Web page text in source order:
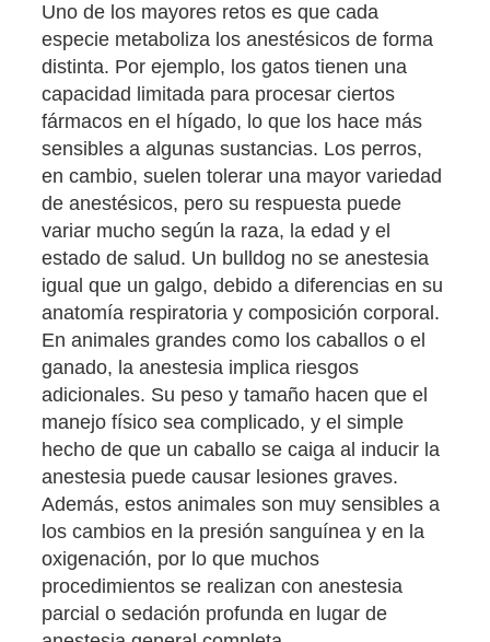
Uno de los mayores retos es que cada
especie metaboliza los anestésicos de forma
distinta. Por ejemplo, los gatos tienen una
capacidad limitada para procesar ciertos
fármacos en el hígado, lo que los hace más
sensibles a algunas sustancias. Los perros,
en cambio, suelen tolerar una mayor variedad
de anestésicos, pero su respuesta puede
variar mucho según la raza, la edad y el
estado de salud. Un bulldog no se anestesia
igual que un galgo, debido a diferencias en su
anatomía respiratoria y composición corporal.
En animales grandes como los caballos o el
ganado, la anestesia implica riesgos
adicionales. Su peso y tamaño hacen que el
manejo físico sea complicado, y el simple
hecho de que un caballo se caiga al inducir la
anestesia puede causar lesiones graves.
Además, estos animales son muy sensibles a
los cambios en la presión sanguínea y en la
oxigenación, por lo que muchos
procedimientos se realizan con anestesia
parcial o sedación profunda en lugar de